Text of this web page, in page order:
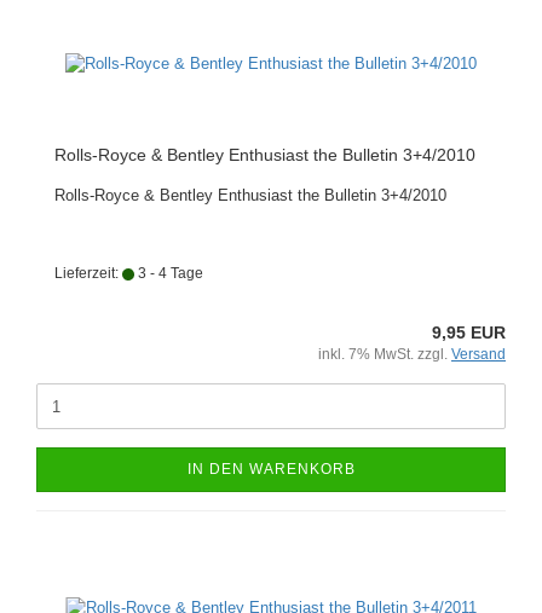
Rolls-Royce & Bentley Enthusiast the Bulletin 3+4/2010
Rolls-Royce & Bentley Enthusiast the Bulletin 3+4/2010
Lieferzeit: 3 - 4 Tage
9,95 EUR
inkl. 7% MwSt. zzgl. Versand
IN DEN WARENKORB